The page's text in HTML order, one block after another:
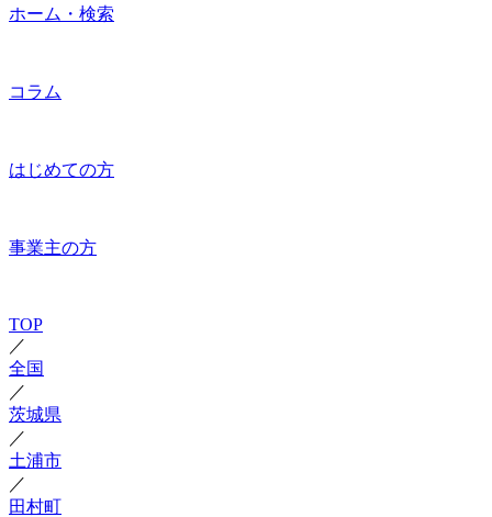
ホーム・検索
コラム
はじめての方
事業主の方
TOP
／
全国
／
茨城県
／
土浦市
／
田村町